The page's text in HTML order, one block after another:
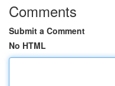
Comments
Submit a Comment
No HTML